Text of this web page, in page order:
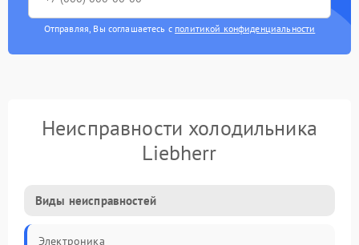
Отправляя, Вы соглашаетесь с политикой конфиденциальности
Неисправности холодильника
Liebherr
Виды неисправностей
Электроника